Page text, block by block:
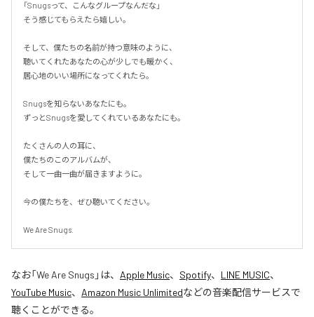
「Snugsって、こんなグループなんだな」
そう感じてもらえたら嬉しい。
そして、僕たちの名前が持つ意味のように、
聴いてくれたあなたの心が少しでも暖かく、
居心地のいい場所になってくれたら。
Snugsを知らないあなたにも。
ずっとSnugsを愛してくれているあなたにも。
たくさんの人の耳に、
僕たちのこのアルバムが、
そして一曲一曲が届きますように。
今の僕たちを、ぜひ聴いてください。
We Are Snugs.
なお「We Are Snugs 」は、 Apple Music、 Spotify、 LINE MUSIC、
YouTube Music、 Amazon Music Unlimitedなどの音楽配信サービスで
聴くことができる。